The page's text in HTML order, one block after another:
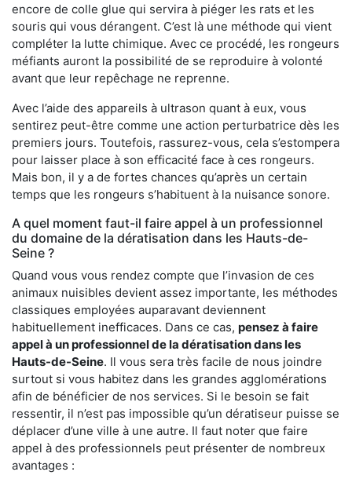
encore de colle glue qui servira à piéger les rats et les
souris qui vous dérangent. C’est là une méthode qui vient
compléter la lutte chimique. Avec ce procédé, les rongeurs
méfiants auront la possibilité de se reproduire à volonté
avant que leur repêchage ne reprenne.
Avec l’aide des appareils à ultrason quant à eux, vous
sentirez peut-être comme une action perturbatrice dès les
premiers jours. Toutefois, rassurez-vous, cela s’estompera
pour laisser place à son efficacité face à ces rongeurs.
Mais bon, il y a de fortes chances qu’après un certain
temps que les rongeurs s’habituent à la nuisance sonore.
A quel moment faut-il faire appel à un professionnel
du domaine de la dératisation dans les Hauts-de-
Seine ?
Quand vous vous rendez compte que l’invasion de ces
animaux nuisibles devient assez importante, les méthodes
classiques employées auparavant deviennent
habituellement inefficaces. Dans ce cas, pensez à faire
appel à un professionnel de la dératisation dans les
Hauts-de-Seine. Il vous sera très facile de nous joindre
surtout si vous habitez dans les grandes agglomérations
afin de bénéficier de nos services. Si le besoin se fait
ressentir, il n’est pas impossible qu’un dératiseur puisse se
déplacer d’une ville à une autre. Il faut noter que faire
appel à des professionnels peut présenter de nombreux
avantages :